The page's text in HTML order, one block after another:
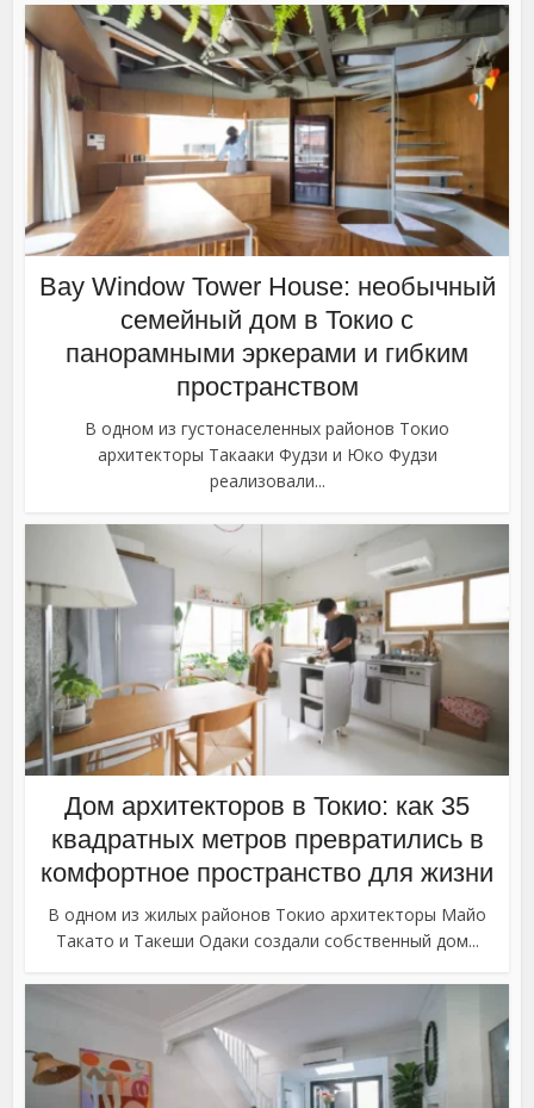
Bay Window Tower House: необычный
семейный дом в Токио с
панорамными эркерами и гибким
пространством
В одном из густонаселенных районов Токио
архитекторы Такааки Фудзи и Юко Фудзи
реализовали...
Дом архитекторов в Токио: как 35
квадратных метров превратились в
комфортное пространство для жизни
В одном из жилых районов Токио архитекторы Майо
Такато и Такеши Одаки создали собственный дом...